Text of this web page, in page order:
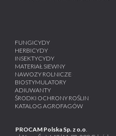
FUNGICYDY
HERBICYDY
INSEKTYCYDY
MATERIAŁ SIEWNY
NAWOZY ROLNICZE
BIOSTYMULATORY
ADIUWANTY
ŚRODKI OCHRONY ROŚLIN
KATALOG AGROFAGÓW
PROCAM Polska Sp. z o.o.